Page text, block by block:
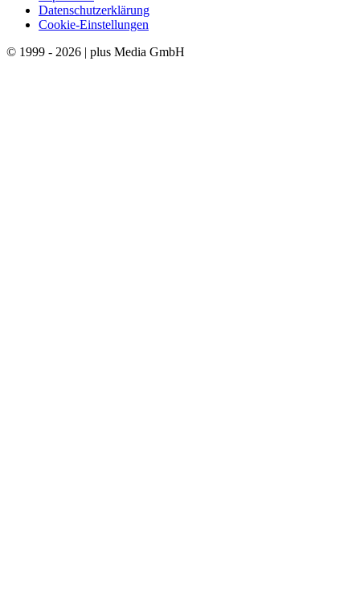
Datenschutzerklärung
Cookie-Einstellungen
© 1999 - 2026 | plus Media GmbH